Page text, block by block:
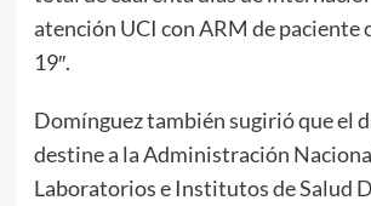
atención UCI con ARM de paciente
19″.
Domínguez también sugirió que el
destine a la Administración
Laboratorios e Institutos de Salud